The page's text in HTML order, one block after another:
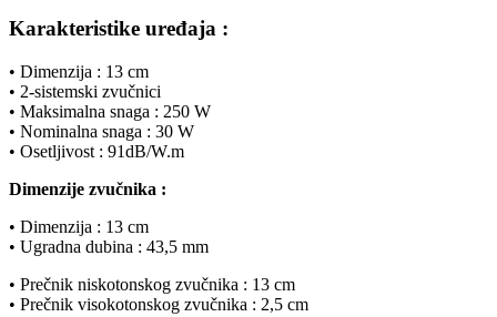
Karakteristike uređaja :
• Dimenzija : 13 cm
• 2-sistemski zvučnici
• Maksimalna snaga : 250 W
• Nominalna snaga : 30 W
• Osetljivost : 91dB/W.m
Dimenzije zvučnika :
• Dimenzija : 13 cm
• Ugradna dubina : 43,5 mm
• Prečnik niskotonskog zvučnika : 13 cm
• Prečnik visokotonskog zvučnika : 2,5 cm